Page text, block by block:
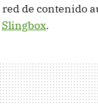
de contenido
Slingbox.